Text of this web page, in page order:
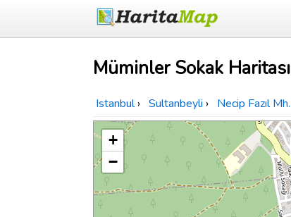
Müminler Sokak Haritası
Istanbul › Sultanbeyli › Necip Fazıl Mh.
+
−